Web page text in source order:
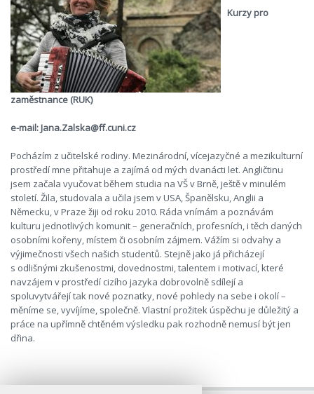
Kurzy pro
zaměstnance (RUK)
e-mail: Jana.Zalska@ff.cuni.cz
Pocházím z učitelské rodiny. Mezinárodní, vícejazyčné a mezikulturní
prostředí mne přitahuje a zajímá od mých dvanácti let. Angličtinu
jsem začala vyučovat během studia na VŠ v Brně, ještě v minulém
století. Žila, studovala a učila jsem v USA, Španělsku, Anglii a
Německu, v Praze žiji od roku 2010. Ráda vnímám a poznávám
kulturu jednotlivých komunit – generačních, profesních, i těch daných
osobními kořeny, místem či osobním zájmem. Vážím si odvahy a
výjimečnosti všech našich studentů. Stejně jako já přicházejí
s odlišnými zkušenostmi, dovednostmi, talentem i motivací, které
navzájem v prostředí cizího jazyka dobrovolně sdílejí a
spoluvytvářejí tak nové poznatky, nové pohledy na sebe i okolí –
měníme se, vyvíjíme, společně. Vlastní prožitek úspěchu je důležitý a
práce na upřímně chtěném výsledku pak rozhodně nemusí být jen
dřina.